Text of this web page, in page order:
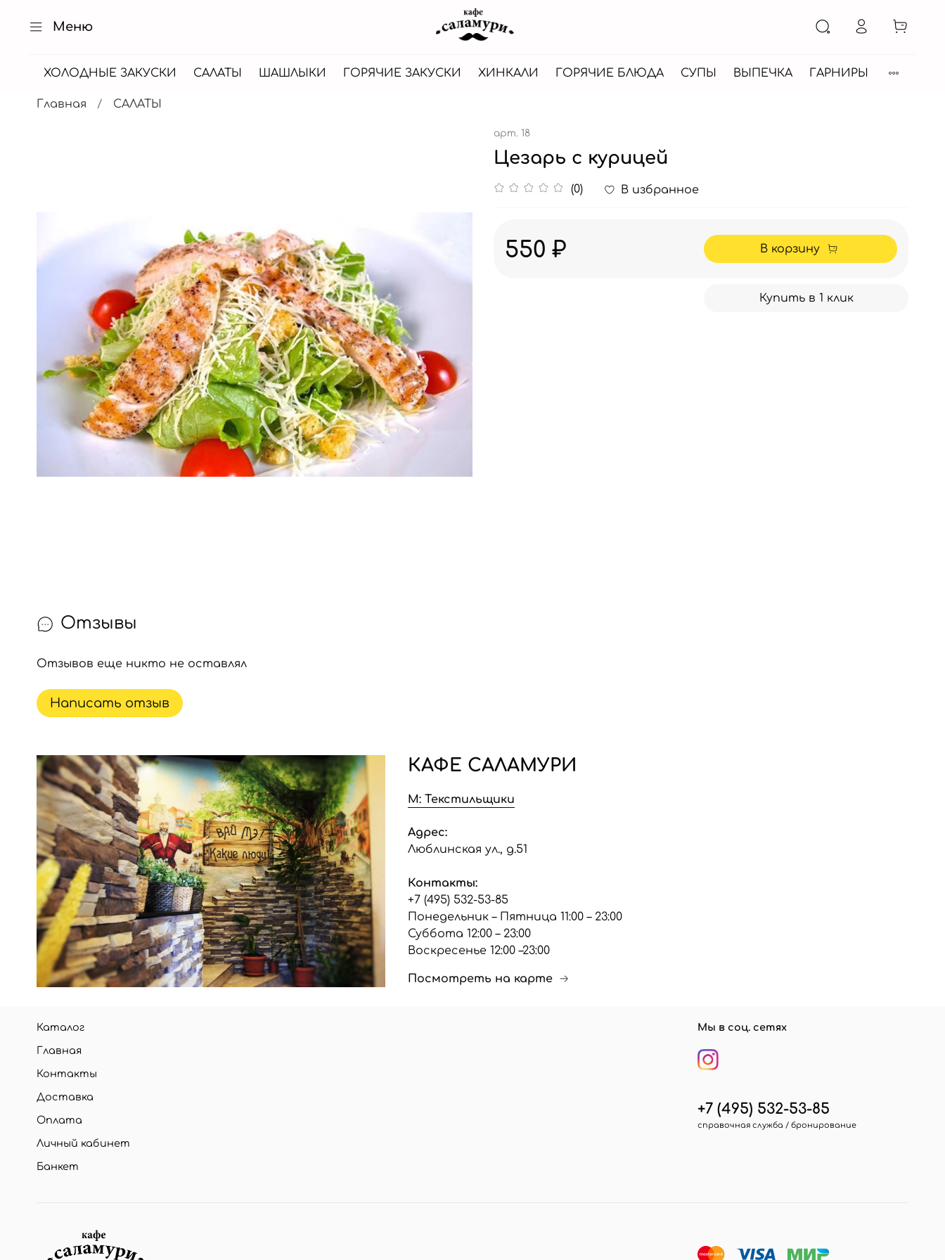
Меню
ХОЛОДНЫЕ ЗАКУСКИ САЛАТЫ ШАШЛЫКИ ГОРЯЧИЕ ЗАКУСКИ ХИНКАЛИ ГОРЯЧИЕ БЛЮДА СУПЫ ВЫПЕЧКА ГАРНИРЫ
Главная САЛАТЫ
арт. 18
Цезарь с курицей
(0) В избранное
550 ₽ В корзину
Купить в 1 клик
Отзывы
Отзывов еще никто не оставлял
Написать отзыв
КАФЕ САЛАМУРИ
М: Текстильщики
Адрес:
Люблинская ул., д.51
Контакты:
+7 (495) 532-53-85
Понедельник – Пятница 11:00 – 23:00
Суббота 12:00 – 23:00
Воскресенье 12:00 –23:00
Посмотреть на карте
Каталог
Главная
Контакты
Доставка
Оплата
Личный кабинет
Банкет
Мы в соц. сетях
+7 (495) 532-53-85
справочная служба / бронирование